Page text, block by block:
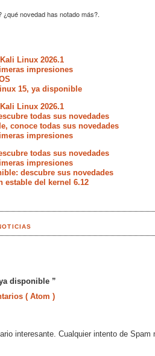
novedad has notado más?.
Linux 2026.1
impresiones
15, ya disponible
Linux 2026.1
todas sus novedades
conoce todas sus novedades
impresiones
todas sus novedades
impresiones
descubre sus novedades
estable del kernel 6.12
disponible ”
( Atom )
interesante. Cualquier intento de Spam